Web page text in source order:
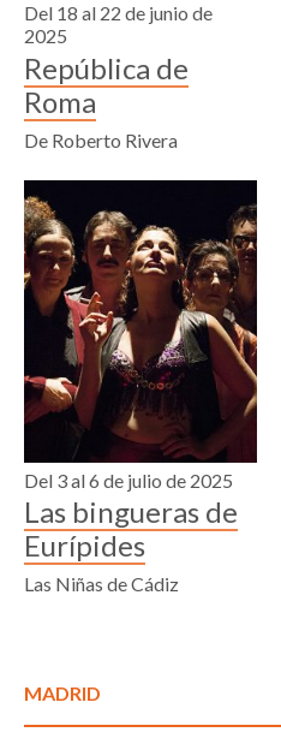
Del 18 al 22 de junio de
2025
República de
Roma
De Roberto Rivera
Del 3 al 6 de julio de 2025
Las bingueras de
Eurípides
Las Niñas de Cádiz
MADRID